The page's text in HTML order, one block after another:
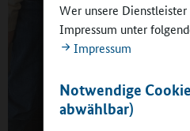
Wer unsere
Impressum unter
Impressum
Notwendige
abwählbar)